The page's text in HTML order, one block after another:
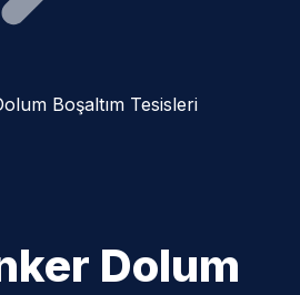
Boşaltım Tesisleri
Dolum